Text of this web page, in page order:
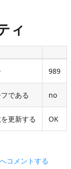
ィ
989
である no
更新する OK
コメントする